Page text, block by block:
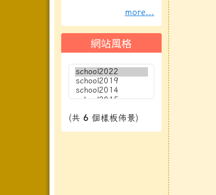
more...
網站風格
(共 6 個樣板佈景)